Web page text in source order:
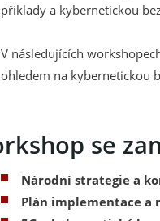
příklady a kybernetickou
V následujících
ohledem na kybernetickou
se
Národní strategie a
Plán implementace a